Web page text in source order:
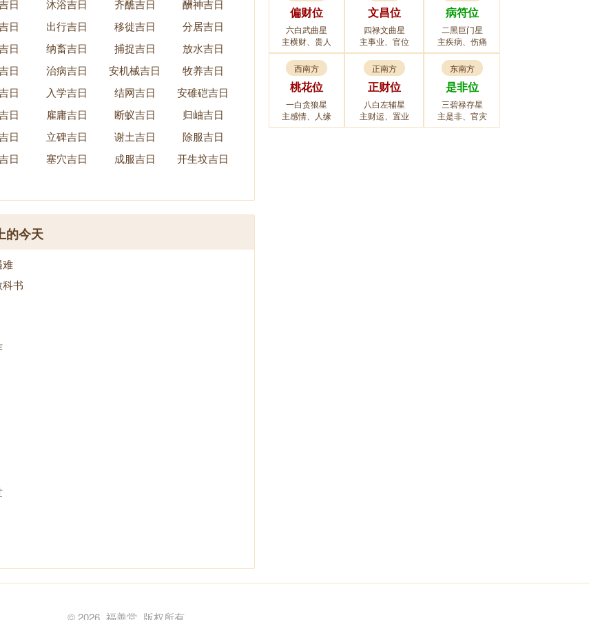
日 沐浴吉日 齐醮吉日
酬神吉日
日 出行吉日 移徙吉日
分居吉日
日 纳畜吉日 捕捉吉日
放水吉日
日 治病吉日 安机械吉日
牧养吉日
日 入学吉日 结网吉日
安碓硙吉日
日 雇庸吉日 断蚁吉日
归岫吉日
日 立碑吉日 谢土吉日
除服吉日
日 塞穴吉日 成服吉日
开生坟吉日
的今天
难
书
偏财位
六白武曲星
主横财、贵人
文昌位
四禄文曲星
主事业、官位
病符位
二黑巨门星
主疾病、伤痛
西南方
桃花位
一白贪狼星
主感情、人缘
正南方
正财位
八白左辅星
主财运、置业
东南方
是非位
三碧禄存星
主是非、官灾
© 2026 福善堂 版权所有